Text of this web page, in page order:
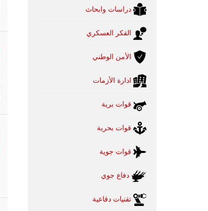
دراسات وابحاث
الفكر العسكري
الأمن الوطني
ادارة الأزمات
قوات برية
قوات بحرية
قوات جوية
دفاع جوي
تقنيات دفاعية